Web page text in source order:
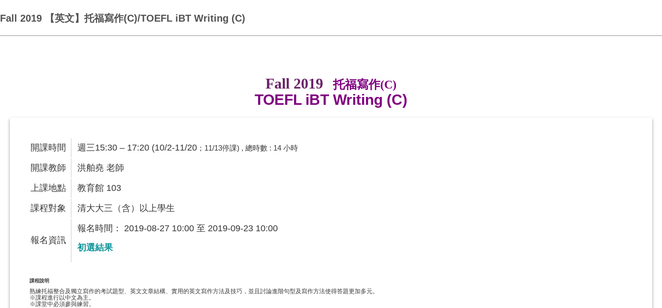
Fall 2019 【英文】托福寫作(C)/TOEFL iBT Writing (C)
Fall 2019 托福寫作(C)
TOEFL iBT Writing (C)
開課時間 週三15:30 – 17:20 (10/2-11/20 ；11/13停課) , 總時數 : 14 小時
開課教師 洪舶堯 老師
上課地點 教育館 103
課程對象 清大大三（含）以上學生
報名資訊
報名時間： 2019-08-27 10:00 至 2019-09-23 10:00
初選結果
課程說明
熟練托福整合及獨立寫作的考試題型、英文文章結構、實用的英文寫作方法及技巧，並且討論進階句型及寫作方法使得答題更加多元。
※課程進行以中文為主。
※課堂中必須參與練習。